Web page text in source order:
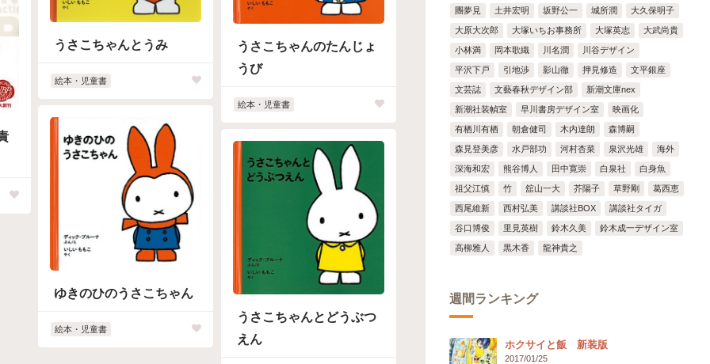
うさこちゃんとうみ
絵本・児童書
うさこちゃんのたんじょ
うび
絵本・児童書
ゆきのひのうさこちゃん
絵本・児童書
うさこちゃんとどうぶつ
えん
團夢見 土井宏明 坂野公一 城所潤 大久保明子
大原大次郎 大塚いちお事務所 大塚英志 大武尚貴
小林満 岡本歌織 川名潤 川谷デザイン
平沢下戸 引地渉 影山徹 押見修造 文平銀座
文芸誌 文藝春秋デザイン部 新潮文庫nex
新潮社装幀室 早川書房デザイン室 映画化
有栖川有栖 朝倉健司 木内達朗 森博嗣
森見登美彦 水戸部功 河村杏菜 泉沢光雄 海外
深海和宏 熊谷博人 田中寛崇 白泉社 白身魚
祖父江慎 竹 舘山一大 芥陽子 草野剛 葛西恵
西尾維新 西村弘美 講談社BOX 講談社タイガ
谷口博俊 里見英樹 鈴木久美 鈴木成一デザイン室
高柳雅人 黒木香 龍神貴之
週間ランキング
ホクサイと飯 新装版
2017/01/25